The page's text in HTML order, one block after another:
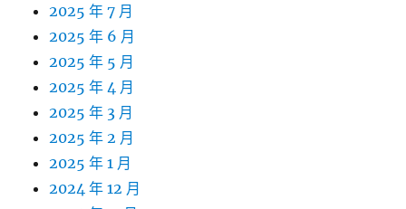
2025 年 7 月
2025 年 6 月
2025 年 5 月
2025 年 4 月
2025 年 3 月
2025 年 2 月
2025 年 1 月
2024 年 12 月